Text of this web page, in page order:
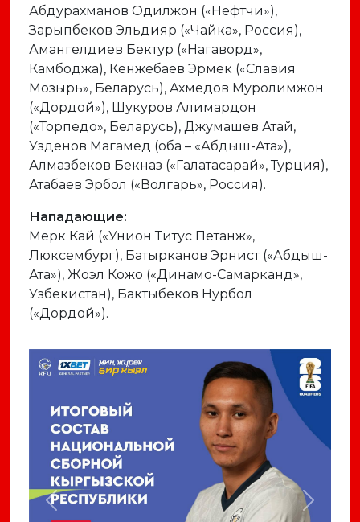
Абдурахманов Одилжон («Нефтчи»),
Зарыпбеков Эльдияр («Чайка», Россия),
Амангелдиев Бектур («Нагаворд»,
Камбоджа), Кенжебаев Эрмек («Славия
Мозырь», Беларусь), Ахмедов Муролимжон
(«Дордой»), Шукуров Алимардон
(«Торпедо», Беларусь), Джумашев Атай,
Узденов Магамед (оба – «Абдыш-Ата»),
Алмазбеков Бекназ («Галатасарай», Турция),
Атабаев Эрбол («Волгарь», Россия).
Нападающие:
Мерк Кай («Унион Титус Петанж»,
Люксембург), Батырканов Эрнист («Абдыш-
Ата»), Жоэл Кожо («Динамо-Самарканд»,
Узбекистан), Бактыбеков Нурбол
(«Дордой»).
Previous Next